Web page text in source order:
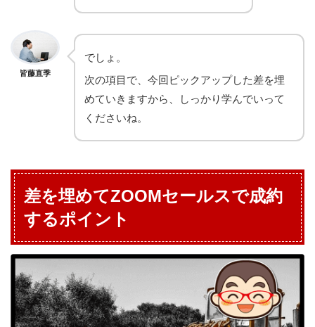
皆藤直季
でしょ。
次の項目で、今回ピックアップした差を埋
めていきますから、しっかり学んでいって
くださいね。
差を埋めてZOOMセールスで成約
するポイント